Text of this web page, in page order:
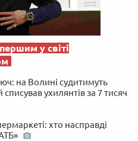
у світі
на Волині судитимуть
ухилянтів за 7 тисяч
хто насправді